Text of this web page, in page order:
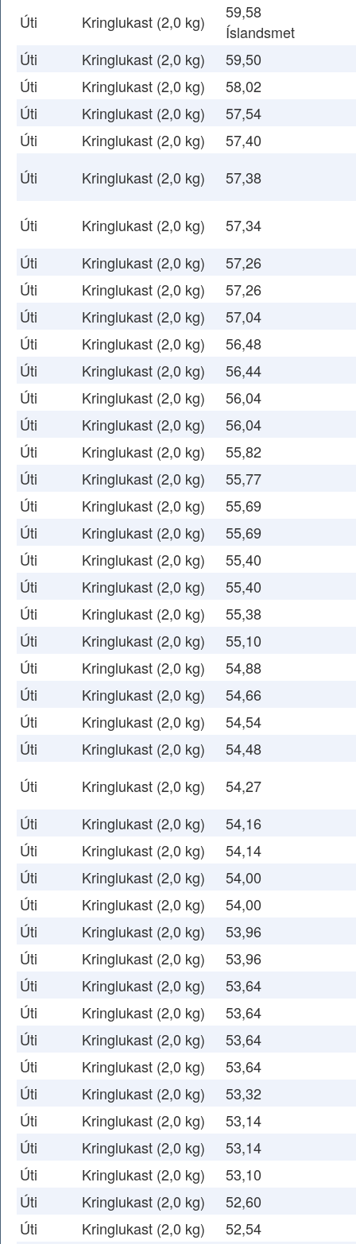
Úti
Kringlukast (2,0 kg)
59,58
Íslandsmet
Úti
Kringlukast (2,0 kg)
59,50
Úti
Kringlukast (2,0 kg)
58,02
Úti
Kringlukast (2,0 kg)
57,54
Úti
Kringlukast (2,0 kg)
57,40
Úti
Kringlukast (2,0 kg) 57,38
Úti Kringlukast (2,0 kg)
57,34
Úti
Kringlukast (2,0 kg)
57,26
Úti
Kringlukast (2,0 kg)
57,26
Úti
Kringlukast (2,0 kg)
57,04
Úti
Kringlukast (2,0 kg)
56,48
Úti
Kringlukast (2,0 kg)
56,44
Úti
Kringlukast (2,0 kg)
56,04
Úti
Kringlukast (2,0 kg)
56,04
Úti
Kringlukast (2,0 kg)
55,82
Úti
Kringlukast (2,0 kg)
55,77
Úti
Kringlukast (2,0 kg)
55,69
Úti
Kringlukast (2,0 kg)
55,69
Úti
Kringlukast (2,0 kg)
55,40
Úti
Kringlukast (2,0 kg)
55,40
Úti
Kringlukast (2,0 kg)
55,38
Úti
Kringlukast (2,0 kg)
55,10
Úti
Kringlukast (2,0 kg)
54,88
Úti
Kringlukast (2,0 kg)
54,66
Úti
Kringlukast (2,0 kg)
54,54
Úti
Kringlukast (2,0 kg)
54,48
Úti
Kringlukast (2,0 kg)
54,27
Úti
Kringlukast (2,0 kg)
54,16
Úti
Kringlukast (2,0 kg)
54,14
Úti
Kringlukast (2,0 kg)
54,00
Úti
Kringlukast (2,0 kg)
54,00
Úti
Kringlukast (2,0 kg)
53,96
Úti
Kringlukast (2,0 kg)
53,96
Úti
Kringlukast (2,0 kg)
53,64
Úti
Kringlukast (2,0 kg)
53,64
Úti
Kringlukast (2,0 kg)
53,64
Úti
Kringlukast (2,0 kg)
53,64
Úti
Kringlukast (2,0 kg)
53,32
Úti
Kringlukast (2,0 kg)
53,14
Úti
Kringlukast (2,0 kg)
53,14
Úti
Kringlukast (2,0 kg)
53,10
Úti
Kringlukast (2,0 kg)
52,60
Úti
Kringlukast (2,0 kg)
52,54